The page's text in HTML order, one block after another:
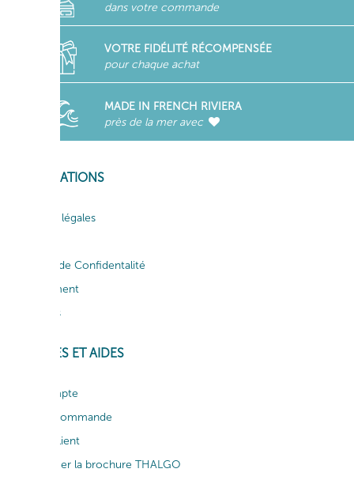
dans votre commande
VOTRE FIDÉLITÉ RÉCOMPENSÉE
pour chaque achat
MADE IN FRENCH RIVIERA
près de la mer avec
INFORMATIONS
Mentions légales
Politique de Confidentalité
Recrutement
Actualités
SERVICES ET AIDES
Mon compte
Suivi de commande
Service client
Télécharger la brochure THALGO